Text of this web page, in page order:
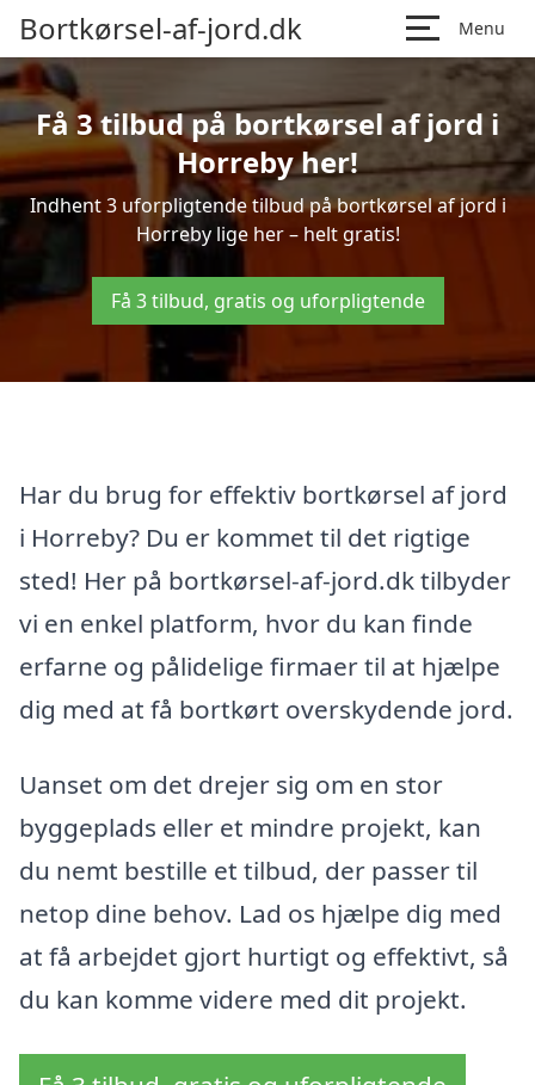
Bortkørsel-af-jord.dk Menu
Få 3 tilbud på bortkørsel af jord i
Horreby her!
Indhent 3 uforpligtende tilbud på bortkørsel af jord i
Horreby lige her – helt gratis!
Få 3 tilbud, gratis og uforpligtende
Har du brug for effektiv bortkørsel af jord
i Horreby? Du er kommet til det rigtige
sted! Her på bortkørsel-af-jord.dk tilbyder
vi en enkel platform, hvor du kan finde
erfarne og pålidelige firmaer til at hjælpe
dig med at få bortkørt overskydende jord.
Uanset om det drejer sig om en stor
byggeplads eller et mindre projekt, kan
du nemt bestille et tilbud, der passer til
netop dine behov. Lad os hjælpe dig med
at få arbejdet gjort hurtigt og effektivt, så
du kan komme videre med dit projekt.